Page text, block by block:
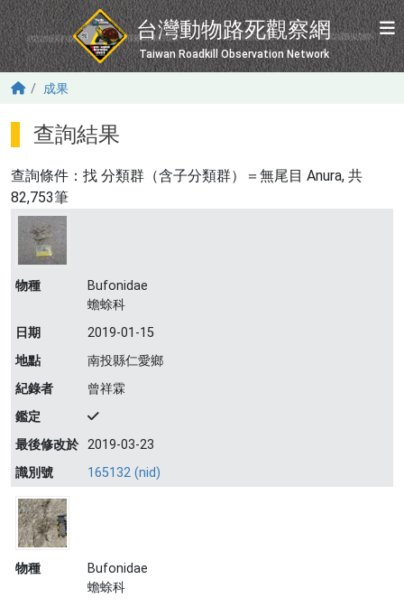
移至主內容
台灣動物路死觀察網
Taiwan Roadkill Observation Network
成果
查詢結果
查詢條件：找 分類群（含子分類群）＝無尾目 Anura, 共
82,753筆
物種
Bufonidae
蟾蜍科
日期
2019-01-15
地點
南投縣仁愛鄉
紀錄者
曾祥霖
鑑定
最後修改於 2019-03-23
識別號
165132 (nid)
物種
Bufonidae
蟾蜍科